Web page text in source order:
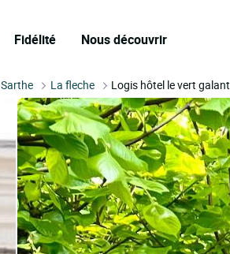
Fidélité Nous découvrir
Sarthe La fleche Logis hôtel le vert galant